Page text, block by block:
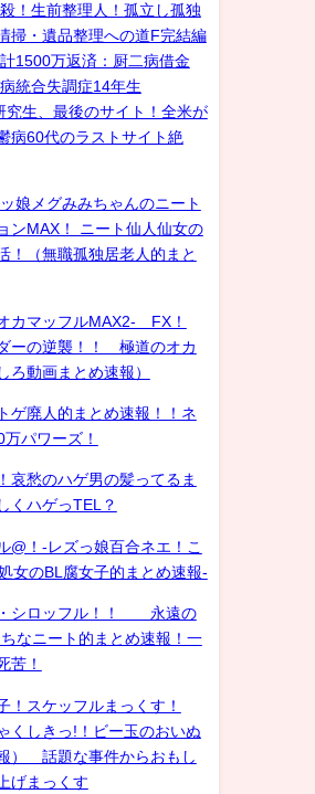
！生前整理人！孤立し孤独
掃・遺品整理への道F完結編
1500万返済：厨二病借金
統合失調症14年生
究生、最後のサイト！全米が
病60代のラストサイト絶
娘メグみみちゃんのニート
ンMAX！ ニート仙人仙女の
！（無職孤独居老人的まと
カマッフルMAX2- FX！
ーの逆襲！！ 極道のオカ
ろ動画まとめ速報）
ゲ廃人的まとめ速報！！ネ
パワーズ！
哀愁のハゲ男の髪ってるま
くハゲっTEL？
@！-レズっ娘百合ネエ！こ
女のBL腐女子的まとめ速報-
・シロッフル！！ 永遠の
なニート的まとめ速報！一
苦！
！スケッフルまっくす！
くしきっ!！ビー玉のおいぬ
） 話題な事件からおもし
げまっくす